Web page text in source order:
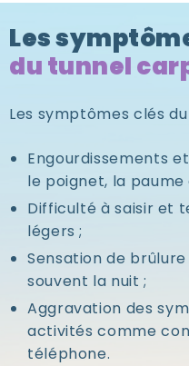
Les
du tunnel
Les symptômes clés
Engourdissements
le poignet, la paume
Difficulté à saisir et
légers ;
Sensation de
souvent la nuit ;
Aggravation des
activités comme
téléphone.